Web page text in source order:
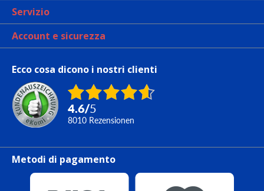
Servizio
Account e sicurezza
Ecco cosa dicono i nostri clienti
4.6/5
8010 Rezensionen
Metodi di pagamento